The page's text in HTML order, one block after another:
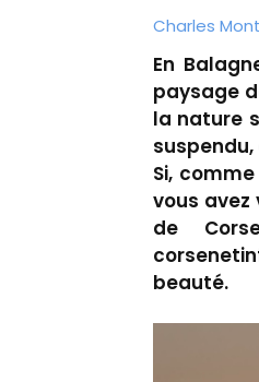
Charles
En
paysage
la nature
Si,
vous
de
beauté.